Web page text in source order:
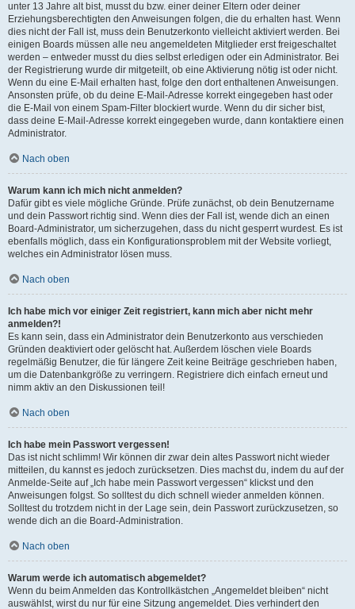
unter 13 Jahre alt bist, musst du bzw. einer deiner Eltern oder deiner
Erziehungsberechtigten den Anweisungen folgen, die du erhalten hast. Wenn
dies nicht der Fall ist, muss dein Benutzerkonto vielleicht aktiviert werden. Bei
einigen Boards müssen alle neu angemeldeten Mitglieder erst freigeschaltet
werden – entweder musst du dies selbst erledigen oder ein Administrator. Bei
der Registrierung wurde dir mitgeteilt, ob eine Aktivierung nötig ist oder nicht.
Wenn du eine E-Mail erhalten hast, folge den dort enthaltenen Anweisungen.
Ansonsten prüfe, ob du deine E-Mail-Adresse korrekt eingegeben hast oder
die E-Mail von einem Spam-Filter blockiert wurde. Wenn du dir sicher bist,
dass deine E-Mail-Adresse korrekt eingegeben wurde, dann kontaktiere einen
Administrator.
Nach oben
Warum kann ich mich nicht anmelden?
Dafür gibt es viele mögliche Gründe. Prüfe zunächst, ob dein Benutzername
und dein Passwort richtig sind. Wenn dies der Fall ist, wende dich an einen
Board-Administrator, um sicherzugehen, dass du nicht gesperrt wurdest. Es ist
ebenfalls möglich, dass ein Konfigurationsproblem mit der Website vorliegt,
welches ein Administrator lösen muss.
Nach oben
Ich habe mich vor einiger Zeit registriert, kann mich aber nicht mehr
anmelden?!
Es kann sein, dass ein Administrator dein Benutzerkonto aus verschieden
Gründen deaktiviert oder gelöscht hat. Außerdem löschen viele Boards
regelmäßig Benutzer, die für längere Zeit keine Beiträge geschrieben haben,
um die Datenbankgröße zu verringern. Registriere dich einfach erneut und
nimm aktiv an den Diskussionen teil!
Nach oben
Ich habe mein Passwort vergessen!
Das ist nicht schlimm! Wir können dir zwar dein altes Passwort nicht wieder
mitteilen, du kannst es jedoch zurücksetzen. Dies machst du, indem du auf der
Anmelde-Seite auf „Ich habe mein Passwort vergessen“ klickst und den
Anweisungen folgst. So solltest du dich schnell wieder anmelden können.
Solltest du trotzdem nicht in der Lage sein, dein Passwort zurückzusetzen, so
wende dich an die Board-Administration.
Nach oben
Warum werde ich automatisch abgemeldet?
Wenn du beim Anmelden das Kontrollkästchen „Angemeldet bleiben“ nicht
auswählst, wirst du nur für eine Sitzung angemeldet. Dies verhindert den